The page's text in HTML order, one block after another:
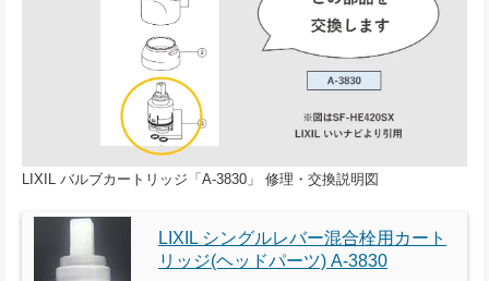
LIXIL バルブカートリッジ「A-3830」 修理・交換説明図
LIXIL シングルレバー混合栓用カート
リッジ(ヘッドパーツ) A-3830